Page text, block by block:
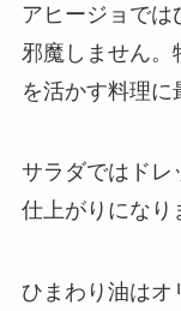
アヒージョでは
邪魔しません。
を活かす料理に
サラダではドレ
仕上がりになり
ひまわり油はオ